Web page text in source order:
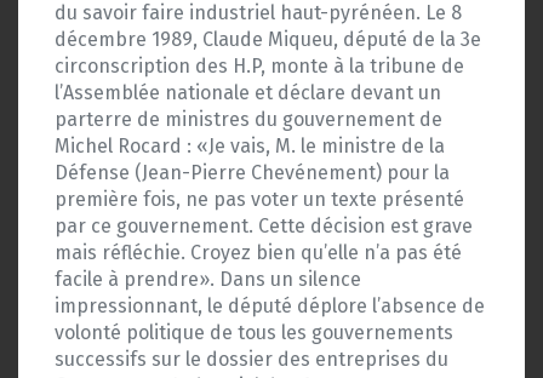
du savoir faire industriel haut-pyrénéen. Le 8
décembre 1989, Claude Miqueu, député de la 3e
circonscription des H.P, monte à la tribune de
l’Assemblée nationale et déclare devant un
parterre de ministres du gouvernement de
Michel Rocard : «Je vais, M. le ministre de la
Défense (Jean-Pierre Chevénement) pour la
première fois, ne pas voter un texte présenté
par ce gouvernement. Cette décision est grave
mais réfléchie. Croyez bien qu’elle n’a pas été
facile à prendre». Dans un silence
impressionnant, le député déplore l’absence de
volonté politique de tous les gouvernements
successifs sur le dossier des entreprises du